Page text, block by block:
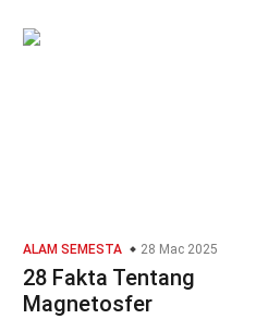
ALAM SEMESTA 28 Mac 2025
28 Fakta Tentang
Magnetosfer